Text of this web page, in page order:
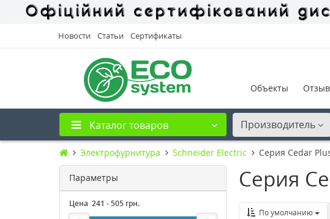
Новости Статьи Сертификаты
Объекты
Каталог товаров Производитель
Электрофурнитура Schneider Electric Серия Cedar
Параметры
Цена 241 -505 грн.
Серия
По умолчанию